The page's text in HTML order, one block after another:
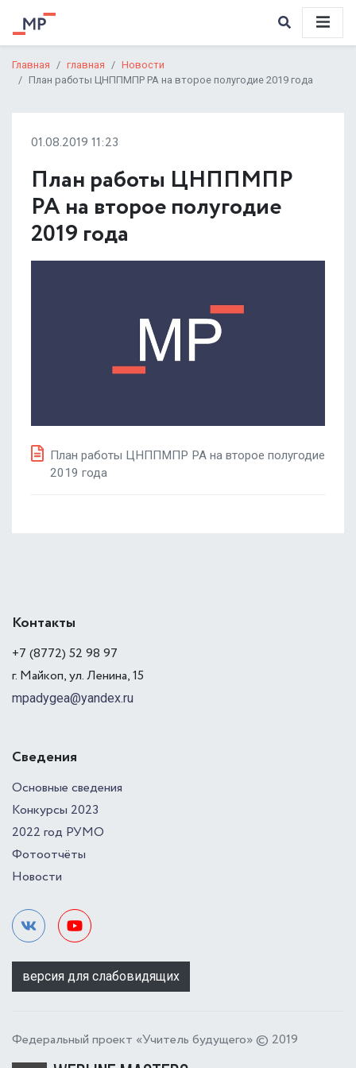
Главная главная
Новости
План работы ЦНППМПР РА на второе полугодие 2019 года
01.08.2019 11:23
План работы ЦНППМПР
РА на второе полугодие
2019 года
План работы ЦНППМПР РА на второе полугодие
2019 года
Контакты
+7 (8772) 52 98 97
г. Майкоп, ул. Ленина, 15
mpadygea@yandex.ru
Сведения
Основные сведения
Конкурсы 2023
2022 год РУМО
Фотоотчёты
Новости
версия для слабовидящих
Федеральный проект «Учитель будущего» © 2019